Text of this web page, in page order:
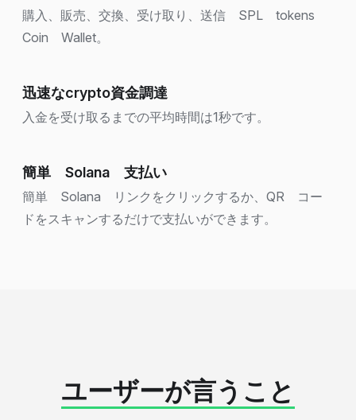
購入、販売、交換、受け取り、送信 SPL tokens
Coin Wallet。
迅速なcrypto資金調達
入金を受け取るまでの平均時間は1秒です。
簡単 Solana 支払い
簡単 Solana リンクをクリックするか、QR コー
ドをスキャンするだけで支払いができます。
ユーザーが言うこと